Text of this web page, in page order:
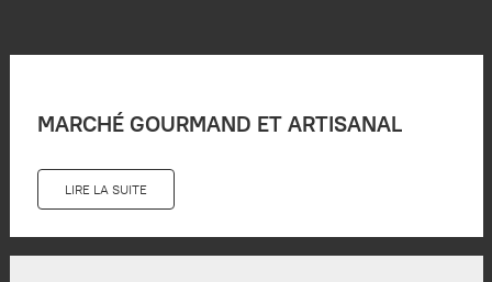
MARCHÉ GOURMAND ET ARTISANAL
LIRE LA SUITE